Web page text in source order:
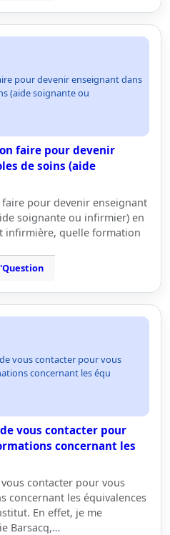
pour devenir enseignant dans
(aide soignante ou
faire pour devenir
de soins (aide
pour devenir enseignant
soignante ou infirmier) en
infirmière, quelle formation
vous contacter pour vous
concernant les équ
vous contacter pour
concernant les
contacter pour vous
concernant les équivalences
En effet, je me
Barsacq,…